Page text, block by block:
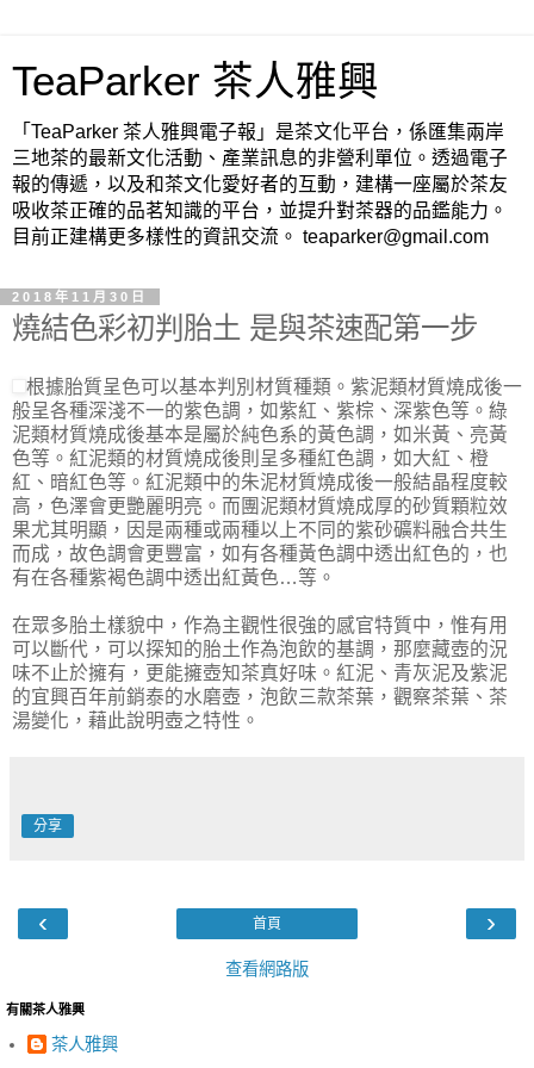
TeaParker 茶人雅興
「TeaParker 茶人雅興電子報」是茶文化平台，係匯集兩岸
三地茶的最新文化活動、產業訊息的非營利單位。透過電子
報的傳遞，以及和茶文化愛好者的互動，建構一座屬於茶友
吸收茶正確的品茗知識的平台，並提升對茶器的品鑑能力。
目前正建構更多樣性的資訊交流。 teaparker@gmail.com
2018年11月30日
燒結色彩初判胎土 是與茶速配第一步
根據胎質呈色可以基本判別材質種類。紫泥類材質燒成後一
般呈各種深淺不一的紫色調，如紫紅、紫棕、深紫色等。綠
泥類材質燒成後基本是屬於純色系的黃色調，如米黃、亮黃
色等。紅泥類的材質燒成後則呈多種紅色調，如大紅、橙
紅、暗紅色等。紅泥類中的朱泥材質燒成後一般結晶程度較
高，色澤會更艷麗明亮。而團泥類材質燒成厚的砂質顆粒效
果尤其明顯，因是兩種或兩種以上不同的紫砂礦料融合共生
而成，故色調會更豐富，如有各種黃色調中透出紅色的，也
有在各種紫褐色調中透出紅黃色…等。
在眾多胎土樣貌中，作為主觀性很強的感官特質中，惟有用
可以斷代，可以探知的胎土作為泡飲的基調，那麼藏壺的況
味不止於擁有，更能擁壺知茶真好味。紅泥、青灰泥及紫泥
的宜興百年前銷泰的水磨壺，泡飲三款茶葉，觀察茶葉、茶
湯變化，藉此說明壺之特性。
分享
‹ ›
首頁
查看網路版
有關茶人雅興
茶人雅興